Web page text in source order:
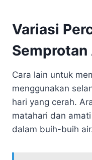
Variasi
Semprotan
Cara lain untuk
menggunakan
hari yang cerah.
matahari dan
dalam buih-buih